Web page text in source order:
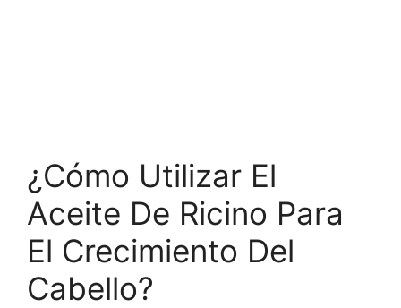
¿Cómo Utilizar El
Aceite De Ricino Para
El Crecimiento Del
Cabello?